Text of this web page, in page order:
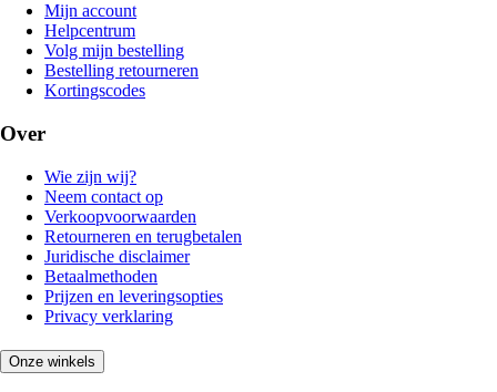
Mijn account
Helpcentrum
Volg mijn bestelling
Bestelling retourneren
Kortingscodes
Over
Wie zijn wij?
Neem contact op
Verkoopvoorwaarden
Retourneren en terugbetalen
Juridische disclaimer
Betaalmethoden
Prijzen en leveringsopties
Privacy verklaring
Onze winkels